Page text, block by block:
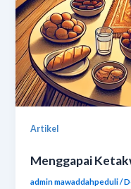
Artikel
Menggapai
admin mawaddahpeduli/